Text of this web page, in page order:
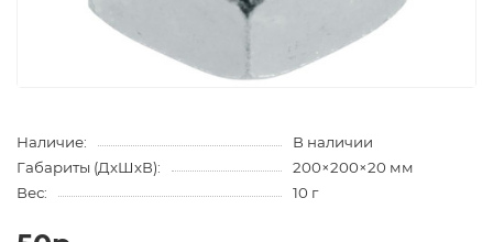
Наличие:
В наличии
Габариты (ДхШхВ):
200×200×20 мм
Вес:
10 г